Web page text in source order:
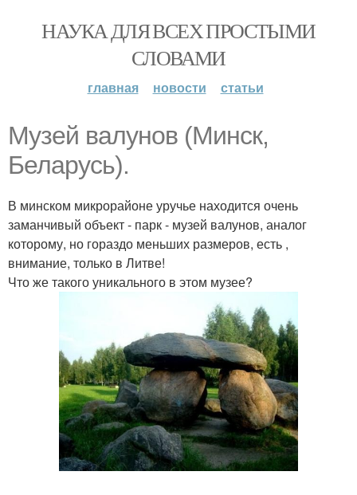
НАУКА ДЛЯ ВСЕХ ПРОСТЫМИ
СЛОВАМИ
главная новости статьи
Музей валунов (Минск,
Беларусь).
В минском микрорайоне уручье находится очень
заманчивый объект - парк - музей валунов, аналог
которому, но гораздо меньших размеров, есть ,
внимание, только в Литве!
Что же такого уникального в этом музее?